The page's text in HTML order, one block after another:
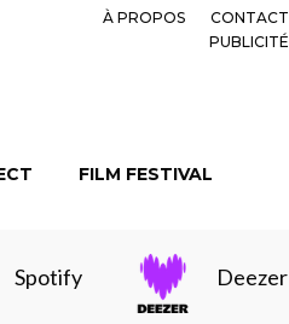
À PROPOS
CONTACT
PUBLICITÉ
FILM FESTIVAL
Spotify Deezer